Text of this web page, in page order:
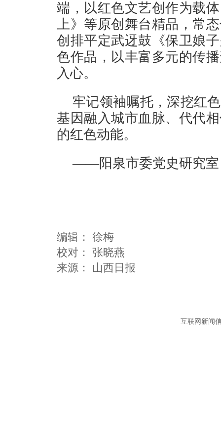
端，以红色文艺创作为载
上》等原创舞台精品，常
创排平定武迓鼓《保卫娘
色作品，以丰富多元的传
入心。
牢记领袖嘱托，深挖红
基因融入城市血脉、代代
的红色动能。
——阳泉市委党史研究室
编辑： 徐梅
校对： 张晓燕
互联网新闻